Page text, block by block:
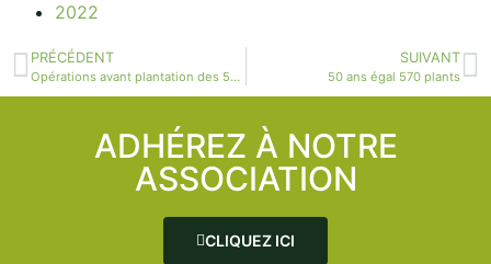
2022
PRÉCÉDENT
Opérations avant plantation des 50 ans
SUIVANT
50 ans égal 570 plants
ADHÉREZ À NOTRE
ASSOCIATION
CLIQUEZ ICI